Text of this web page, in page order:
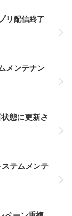
リ配信終了
メンテナン
態に更新さ
テムメンテ